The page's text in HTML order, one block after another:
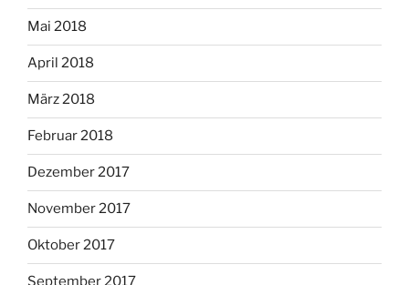
Mai 2018
April 2018
März 2018
Februar 2018
Dezember 2017
November 2017
Oktober 2017
September 2017